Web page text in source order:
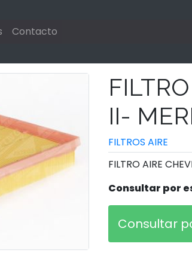
Contacto
II-
FILTROS AIRE
FILTRO AIRE
Consultar por
Consultar